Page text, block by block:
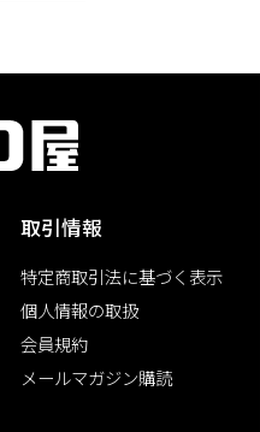
取引情報
特定商取引法に基づく表示
個人情報の取扱
会員規約
メールマガジン購読